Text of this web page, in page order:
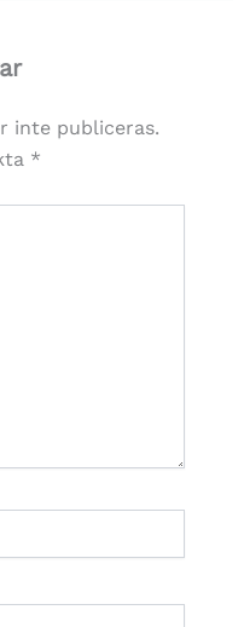
inte publiceras.
*